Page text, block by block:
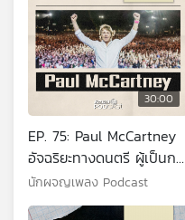
30:00
EP. 75: Paul McCartney
อัจฉริยะทางดนตรี ผู้เป็นกระ
ดูกสันหลัง The Beatles
นักผจญเพลง Podcast